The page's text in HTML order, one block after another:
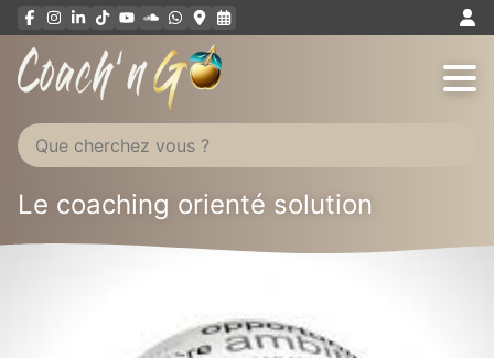
Aller
au
Le coaching orienté solution